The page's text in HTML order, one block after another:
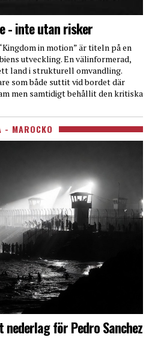
- inte utan risker
in motion” är titeln på en
utveckling. En välinformerad,
land i strukturell omvandling.
som både suttit vid bordet där
men samtidigt behållit den kritiska
- MAROCKO
för Pedro Sanchez